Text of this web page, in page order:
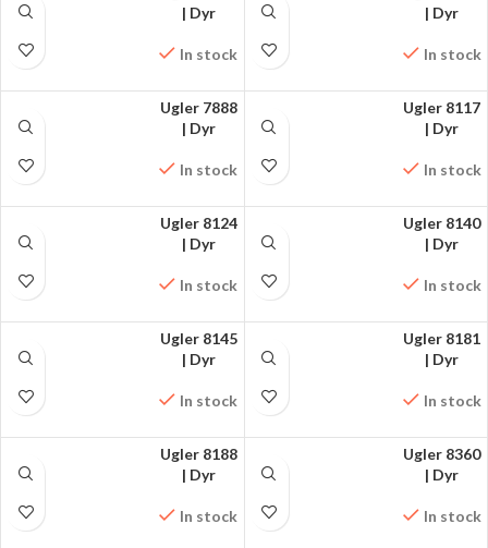
FÅ MØNSTRET PÅ
| Dyr
In stock
FÅ MØNSTRET PÅ
| Dyr
In stock
FÅ MØNSTRET PÅ
Ugler 7888
| Dyr
In stock
FÅ MØNSTRET PÅ
Ugler 8117
| Dyr
In stock
FÅ MØNSTRET PÅ
Ugler 8124
| Dyr
In stock
FÅ MØNSTRET PÅ
Ugler 8140
| Dyr
In stock
FÅ MØNSTRET PÅ
Ugler 8145
| Dyr
In stock
FÅ MØNSTRET PÅ
Ugler 8181
| Dyr
In stock
FÅ MØNSTRET PÅ
Ugler 8188
| Dyr
In stock
FÅ MØNSTRET PÅ
Ugler 8360
| Dyr
In stock